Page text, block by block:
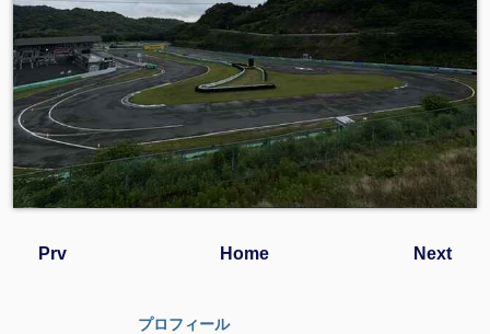
Prv Next
Home
プロフィール